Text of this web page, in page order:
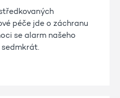
péče jde o záchranu
se alarm našeho
sedmkrát.